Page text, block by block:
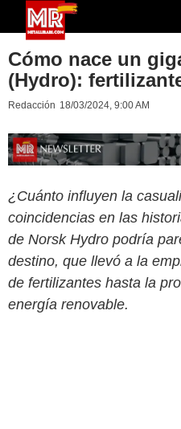
Cómo nace un
(Hydro):
Redacción 18/03/2024, 9:00 AM
¿Cuánto influyen la
coincidencias en las
de Norsk Hydro podría
destino, que llevó a la
de fertilizantes hasta la
energía renovable.